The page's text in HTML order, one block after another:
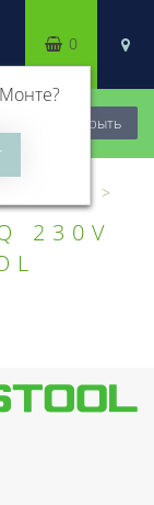
Закрыть
?
0
230V